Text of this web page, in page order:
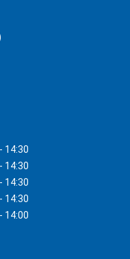
14:30
14:30
14:30
14:30
14:00